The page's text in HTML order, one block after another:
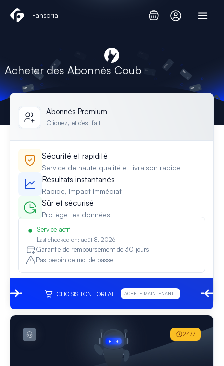
Fansoria
Acheter des Abonnés Coub
Abonnés Premium
Cliquez, et c'est fait
Sécurité et rapidité
Service de haute qualité et livraison rapide
Résultats instantanés
Rapide, Impact Immédiat
Sûr et sécurisé
Protège tes données
Service actif
Last checked on: août 8, 2026
Garantie de remboursement de 30 jours
Pas besoin de mot de passe
CHOISIS TON FORFAIT ACHÈTE MAINTENANT !
24/7